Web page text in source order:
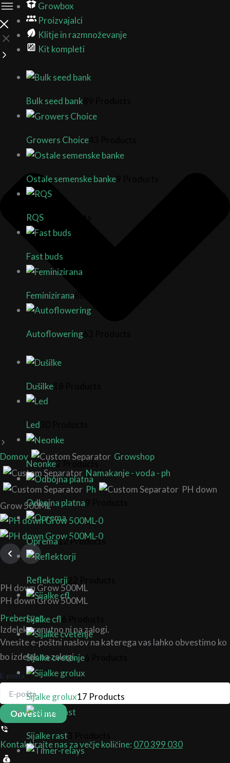
Growbox
Proizvajalci
Klitje in razmnoževanje
Kit kompleti
Bulk seed bank
Growers Choice
Ostale semenske banke
RQS
Fast buds
Feminizirana
Autoflowering
Dušilke
Led
Neonke 2 Products
Odbojna platna
Oprema12 Products
Reflektorji
Sijalke cfl
Sijalke cvetenje
Sijalke grolux17 Products
Sijalke rast
Domov
Growshop
Namakanje - voda - ph
Ph
PH down
Grow 500ML
PH down Grow 500ML
PH down Grow 500ML
Preberi več
Izdelek trenutno ni na zalogi.
Vnesite e-poštni naslov na katerega vas lahko obvestimo ko
bo izdelek na zalogi.
E-pošta
Obvesti me
Kontaktirajte nas za večje količine: 070 399 030